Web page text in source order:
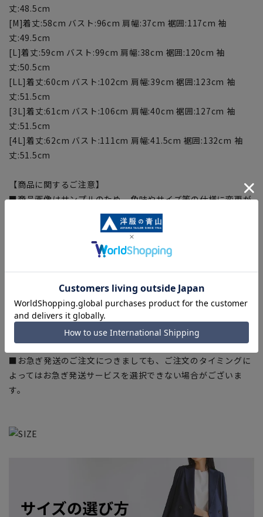
丈:48.5cm
[M]着丈:58cm バスト:96cm 肩幅:37cm 裾囲:117cm 袖
丈:49.5cm
[L]着丈:59cm バスト:99cm 肩幅:38cm 裾囲:120cm 袖
丈:50.5cm
[LL]着丈:60cm バスト:102cm 肩幅:39cm 裾囲:123cm 袖
丈:51.5cm
[3L]着丈:61cm バスト:106cm 肩幅:40cm 裾囲:127cm 袖
丈:51.5cm
[4L]着丈:62cm バスト:111cm 肩幅:41.5cm 裾囲:132cm 袖
丈:51.5cm
【商品に関するご注意】
■商品画像はサンプルのため、色味やサイズ等の仕様に変更が
ある場合がございますので、予めご了承ください。
■サイズスペックは仕上がりサイズを記載しております。
■ブラウザやお使いのモニター環境、また撮影時の室内外の光
加減により、実際の商品と掲載画像の色味が異なる場合がござ
います。
■生地や仕様・デザインにより、着用感や実際のサイズ表に若
干の誤差が生じる場合がございます。予めご了承ください。
■店舗や各モールサイトと商品在庫を共有しております関係
上、ご注文いただいたタイミングにより欠品が発生し、ご注文
を完了できない場合がございます。予めご了承ください。
■お急ぎ発送のご注文につきましても、ご注文のタイミングに
よってはお急ぎ発送サービスを選択できない場合がございま
す。